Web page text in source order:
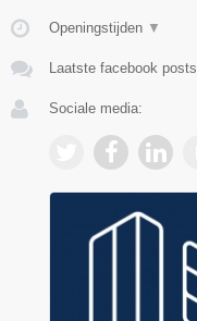
Openingstijden ▼
Laatste facebook posts
Sociale media: